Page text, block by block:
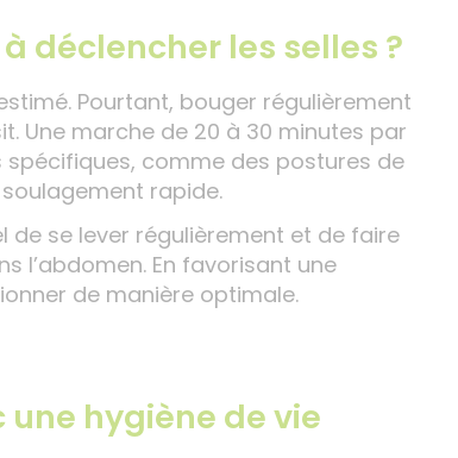
déclencher les selles ?
Pourtant, bouger régulièrement
Une marche de 20 à 30 minutes par
comme des postures de
rapide.
de se lever régulièrement et de faire
l’abdomen. En favorisant une
de manière optimale.
hygiène de vie